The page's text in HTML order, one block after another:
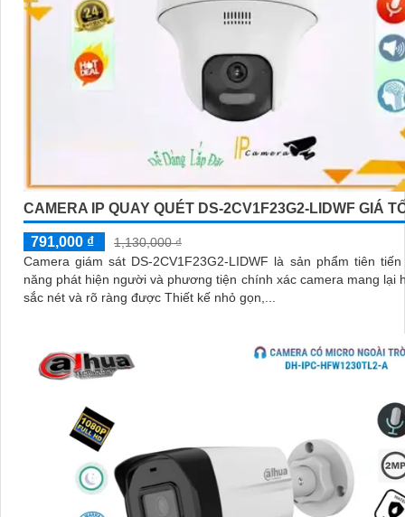
CAMERA IP QUAY QUÉT DS-2CV1F23G2-LIDWF GIÁ
791,000 ₫
1,130,000 ₫
Camera giám sát DS-2CV1F23G2-LIDWF là sản phẩm tiên
năng phát hiện người và phương tiện chính xác camera mang lại
sắc nét và rõ ràng được Thiết kế nhỏ gọn,...